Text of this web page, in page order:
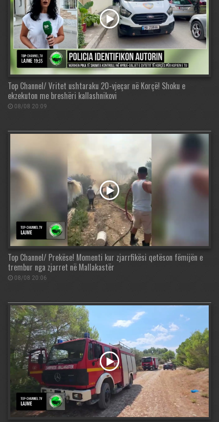
Top Channel/ Vritet ushtaraku 20-vjeçar në Korçë! Shoku e
ekzekuton me breshëri kallashnikovi
08/08 20:09
Top Channel/ Prekëse! Momenti kur zjarrfikësi qetëson fëmijën e
trembur nga zjarret në Mallakastër
08/08 20:06